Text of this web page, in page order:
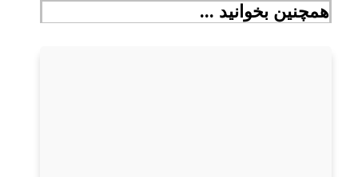
همچنین بخوانید ...